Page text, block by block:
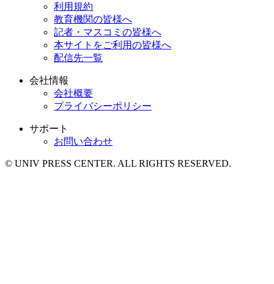
利用規約
教育機関の皆様へ
記者・マスコミの皆様へ
本サイトをご利用の皆様へ
配信先一覧
会社情報
会社概要
プライバシーポリシー
サポート
お問い合わせ
© UNIV PRESS CENTER. ALL RIGHTS RESERVED.